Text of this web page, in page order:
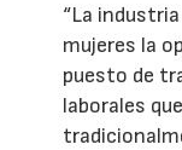
“La
mujeres la
puesto de
laborales